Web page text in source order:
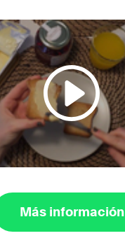
Más información